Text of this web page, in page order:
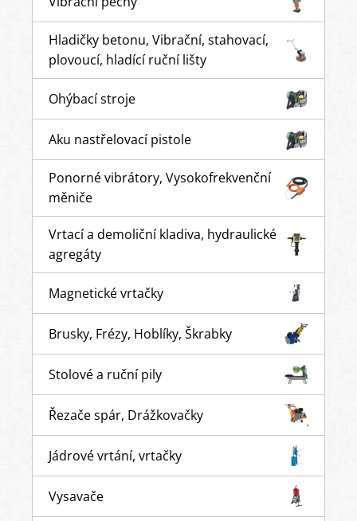
Hladičky betonu, Vibrační, stahovací,
plovoucí, hladící ruční lišty
Ohýbací stroje
Aku nastřelovací pistole
Ponorné vibrátory, Vysokofrekvenční
měniče
Vrtací a demoliční kladiva, hydraulické
agregáty
Magnetické vrtačky
Brusky, Frézy, Hoblíky, Škrabky
Stolové a ruční pily
Řezače spár, Drážkovačky
Jádrové vrtání, vrtačky
Vysavače